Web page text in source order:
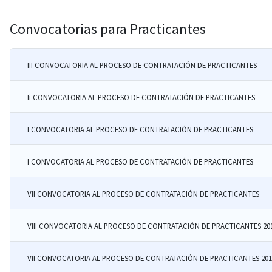
Convocatorias para Practicantes
III CONVOCATORIA AL PROCESO DE CONTRATACIÓN DE PRACTICANTES
Ii CONVOCATORIA AL PROCESO DE CONTRATACIÓN DE PRACTICANTES
I CONVOCATORIA AL PROCESO DE CONTRATACIÓN DE PRACTICANTES
I CONVOCATORIA AL PROCESO DE CONTRATACIÓN DE PRACTICANTES
VII CONVOCATORIA AL PROCESO DE CONTRATACIÓN DE PRACTICANTES
VIII CONVOCATORIA AL PROCESO DE CONTRATACIÓN DE PRACTICANTES
VII CONVOCATORIA AL PROCESO DE CONTRATACIÓN DE PRACTICANTES